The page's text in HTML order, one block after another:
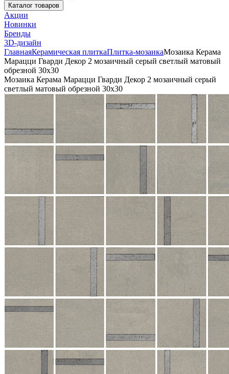
Каталог товаров
Акции
Новинки
Бренды
3D-дизайн
ГлавнаяКерамическая плиткаПлитка-мозаикаМозаика Керама
Марацци Гварди Декор 2 мозаичный серый светлый матовый
обрезной 30x30
Мозаика Керама Марацци Гварди Декор 2 мозаичный серый
светлый матовый обрезной 30x30